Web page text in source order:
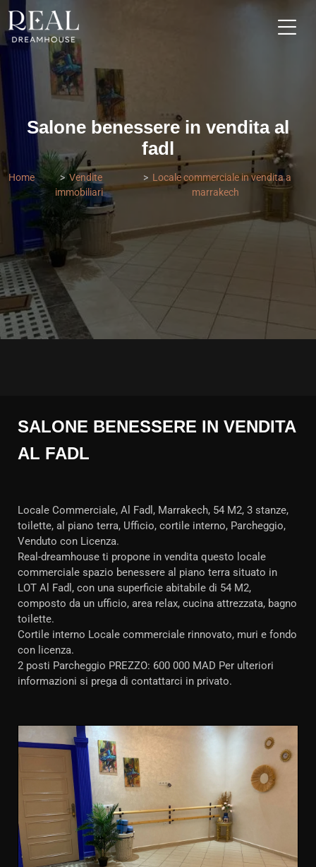
Salone benessere in vendita al
fadl
Home
Vendite
immobiliari
Locale commerciale in vendita a
marrakech
SALONE BENESSERE IN VENDITA
AL FADL
Locale Commerciale, Al Fadl, Marrakech, 54 M2, 3 stanze,
toilette, al piano terra, Ufficio, cortile interno, Parcheggio,
Venduto con Licenza.
Real-dreamhouse ti propone in vendita questo locale
commerciale spazio benessere al piano terra situato in
LOT Al Fadl, con una superficie abitabile di 54 M2,
composto da un ufficio, area relax, cucina attrezzata, bagno
toilette.
Cortile interno Locale commerciale rinnovato, muri e fondo
con licenza.
2 posti Parcheggio PREZZO: 600 000 MAD Per ulteriori
informazioni si prega di contattarci in privato.